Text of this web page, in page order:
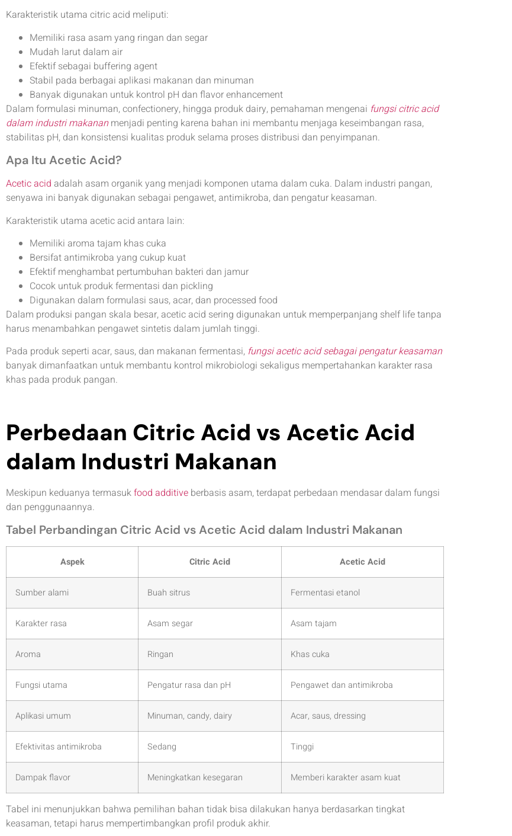
Karakteristik utama citric acid meliputi:
Memiliki rasa asam yang ringan dan segar
Mudah larut dalam air
Efektif sebagai buffering agent
Stabil pada berbagai aplikasi makanan dan minuman
Banyak digunakan untuk kontrol pH dan flavor enhancement
Dalam formulasi minuman, confectionery, hingga produk dairy, pemahaman mengenai fungsi citric acid
dalam industri makananmenjadi penting karena bahan ini membantu menjaga keseimbangan rasa,
stabilitas pH, dan konsistensi kualitas produk selama proses distribusi dan penyimpanan.
Apa Itu Acetic Acid?
Acetic acid adalah asam organik yang menjadi komponen utama dalam cuka. Dalam industri pangan,
senyawa ini banyak digunakan sebagai pengawet, antimikroba, dan pengatur keasaman.
Karakteristik utama acetic acid antara lain:
Memiliki aroma tajam khas cuka
Bersifat antimikroba yang cukup kuat
Efektif menghambat pertumbuhan bakteri dan jamur
Cocok untuk produk fermentasi dan pickling
Digunakan dalam formulasi saus, acar, dan processed food
Dalam produksi pangan skala besar, acetic acid sering digunakan untuk memperpanjang shelf life tanpa
harus menambahkan pengawet sintetis dalam jumlah tinggi.
Pada produk seperti acar, saus, dan makanan fermentasi, fungsi acetic acid sebagai pengatur keasaman
banyak dimanfaatkan untuk membantu kontrol mikrobiologi sekaligus mempertahankan karakter rasa
khas pada produk pangan.
Perbedaan Citric Acid vs Acetic Acid
dalam Industri Makanan
Meskipun keduanya termasukfood additive berbasis asam, terdapat perbedaan mendasar dalam fungsi
dan penggunaannya.
Tabel Perbandingan Citric Acid vs Acetic Acid dalam Industri Makanan
Aspek Citric Acid Acetic Acid
Sumber alami Buah sitrus Fermentasi etanol
Karakter rasa Asam segar Asam tajam
Aroma Ringan Khas cuka
Fungsi utama Pengatur rasa dan pH Pengawet dan antimikroba
Aplikasi umum Minuman, candy, dairy Acar, saus, dressing
Efektivitas antimikroba Sedang Tinggi
Dampak flavor Meningkatkan kesegaran Memberi karakter asam kuat
Tabel ini menunjukkan bahwa pemilihan bahan tidak bisa dilakukan hanya berdasarkan tingkat
keasaman, tetapi harus mempertimbangkan profil produk akhir.